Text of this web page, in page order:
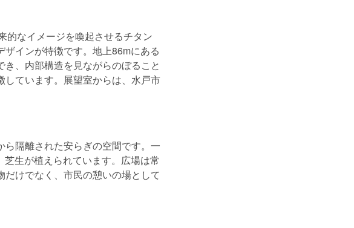
的なイメージを喚起させるチタン
インが特徴です。地上86mにある
、内部構造を見ながらのぼること
ています。展望室からは、水戸市
隔離された安らぎの空間です。一
生が植えられています。広場は常
けでなく、市民の憩いの場として